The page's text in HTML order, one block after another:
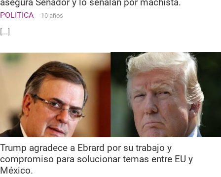
asegura Senador y lo señalan por machista.
POLITICA 10 años
[...]
Trump agradece a Ebrard por su trabajo y
compromiso para solucionar temas entre EU y
México.